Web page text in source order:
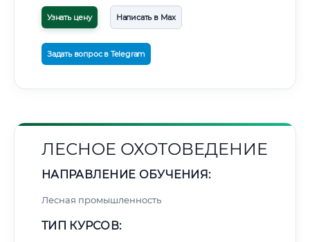
Узнать цену Написать в Max
Задать вопрос в Telegram
ЛЕСНОЕ ОХОТОВЕДЕНИЕ
НАПРАВЛЕНИЕ ОБУЧЕНИЯ:
Лесная промышленность
ТИП КУРСОВ: